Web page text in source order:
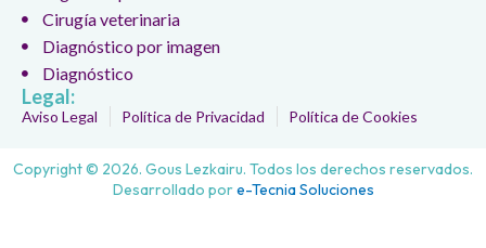
Cirugía veterinaria
Diagnóstico por imagen
Diagnóstico
Legal:
Aviso Legal Política de Privacidad Política de Cookies
Copyright © 2026. Gous Lezkairu. Todos los derechos reservados.
Desarrollado pore-Tecnia Soluciones